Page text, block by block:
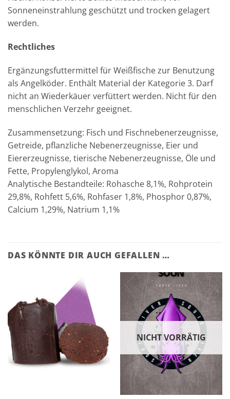
Sonneneinstrahlung geschützt und trocken gelagert
werden.
Rechtliches
Ergänzungsfuttermittel für Weißfische zur Benutzung
als Angelköder. Enthält Material der Kategorie 3. Darf
nicht an Wiederkäuer verfüttert werden. Nicht für den
menschlichen Verzehr geeignet.
Zusammensetzung: Fisch und Fischnebenerzeugnisse,
Getreide, pflanzliche Nebenerzeugnisse, Eier und
Eiererzeugnisse, tierische Nebenerzeugnisse, Öle und
Fette, Propylenglykol, Aroma
Analytische Bestandteile: Rohasche 8,1%, Rohprotein
29,8%, Rohfett 5,6%, Rohfaser 1,8%, Phosphor 0,87%,
Calcium 1,29%, Natrium 1,1%
DAS KÖNNTE DIR AUCH GEFALLEN …
NICHT VORRÄTIG